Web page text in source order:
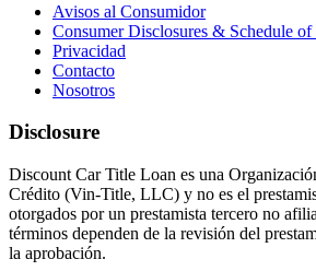
Avisos al Consumidor
Consumer Disclosures & Schedule of
Privacidad
Contacto
Nosotros
Disclosure
Discount Car Title Loan es una
Crédito (Vin-Title, LLC) y no es el
otorgados por un prestamista tercero no
términos dependen de la revisión del
la aprobación.